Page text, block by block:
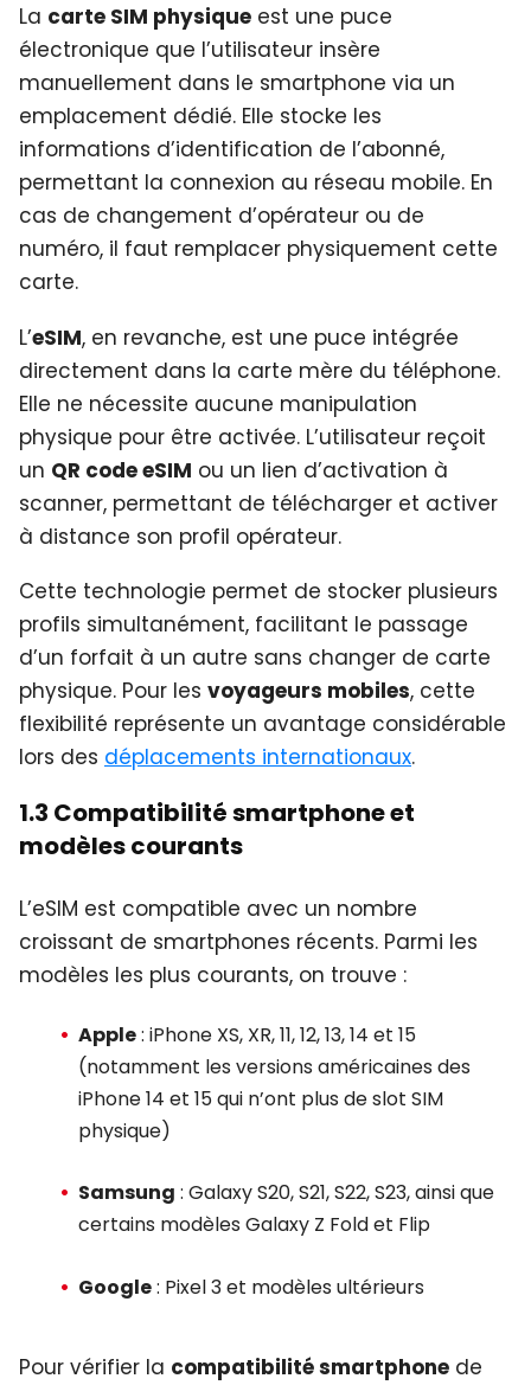
La carte SIM physique est une puce
électronique que l’utilisateur insère
manuellement dans le smartphone via un
emplacement dédié. Elle stocke les
informations d’identification de l’abonné,
permettant la connexion au réseau mobile. En
cas de changement d’opérateur ou de
numéro, il faut remplacer physiquement cette
carte.
L’eSIM, en revanche, est une puce intégrée
directement dans la carte mère du téléphone.
Elle ne nécessite aucune manipulation
physique pour être activée. L’utilisateur reçoit
un QR code eSIM ou un lien d’activation à
scanner, permettant de télécharger et activer
à distance son profil opérateur.
Cette technologie permet de stocker plusieurs
profils simultanément, facilitant le passage
d’un forfait à un autre sans changer de carte
physique. Pour les voyageurs mobiles, cette
flexibilité représente un avantage considérable
lors des déplacements internationaux.
1.3 Compatibilité smartphone et
modèles courants
L’eSIM est compatible avec un nombre
croissant de smartphones récents. Parmi les
modèles les plus courants, on trouve :
Apple: iPhone XS, XR, 11, 12, 13, 14 et 15
(notamment les versions américaines des
iPhone 14 et 15 qui n’ont plus de slot SIM
physique)
Samsung : Galaxy S20, S21, S22, S23, ainsi que
certains modèles Galaxy Z Fold et Flip
Google: Pixel 3 et modèles ultérieurs
Pour vérifier la compatibilité smartphone de